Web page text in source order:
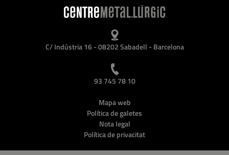
C/ Indústria 16 - 08202 Sabadell - Barcelona
93 745 78 10
Mapa web
Política de galetes
Nota legal
Política de privacitat